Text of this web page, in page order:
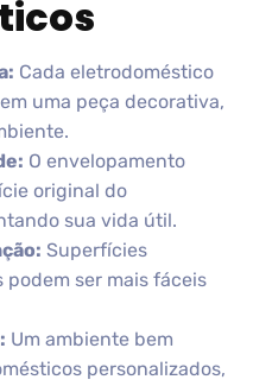
Cada eletrodoméstico
uma peça decorativa,
O envelopamento
original do
sua vida útil.
Superfícies
ser mais fáceis
Um ambiente bem
personalizados,